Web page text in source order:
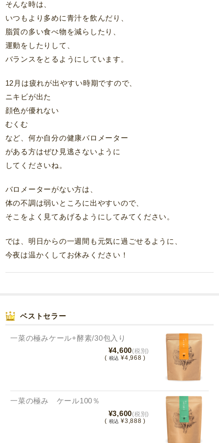
そんな時は、
いつもより多めに青汁を飲んだり、
脂質の多い食べ物を減らしたり、
運動をしたりして、
バランスをとるようにしています。
12月は疲れが出やすい時期ですので、
ニキビが出た
顔色が優れない
むくむ
など、何か自分の健康バロメーター
がある方はぜひ見逃さないように
してくださいね。
バロメーターがない方は、
体の不調は弱いところに出やすいので、
そこをよく見てあげるようにしてみてください。
では、明日からの一週間も元気に過ごせるように、
今夜は温かくしてお休みください！
ベストセラー
一菜の極みケール+酵素/30包入り
¥4,600(税別)
( 税込 ¥4,968 )
一菜の極み ケール100％
¥3,600(税別)
( 税込 ¥3,888 )